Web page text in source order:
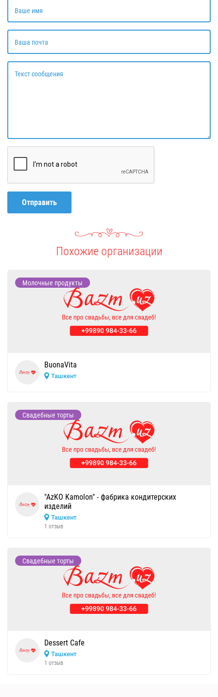
Ваше имя
Ваша почта
Текст сообщения
Отправить
Похожие организации
Молочные продукты
BuonaVita
Ташкент
Свадебные торты
"AzKO Kamolon" - фабрика кондитерских
изделий
Ташкент
1 отзыв
Свадебные торты
Dessert Cafe
Ташкент
1 отзыв